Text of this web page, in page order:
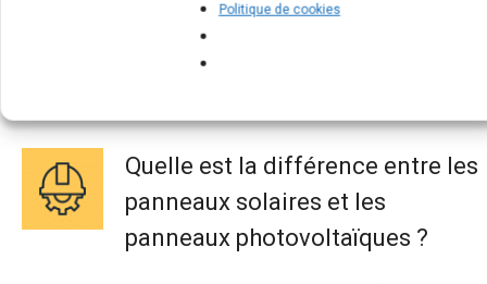
Politique de cookies
Quelques infos sur nos centrales
solaires : questions et réponses
Quelle est la différence entre les
panneaux solaires et les
panneaux photovoltaïques ?